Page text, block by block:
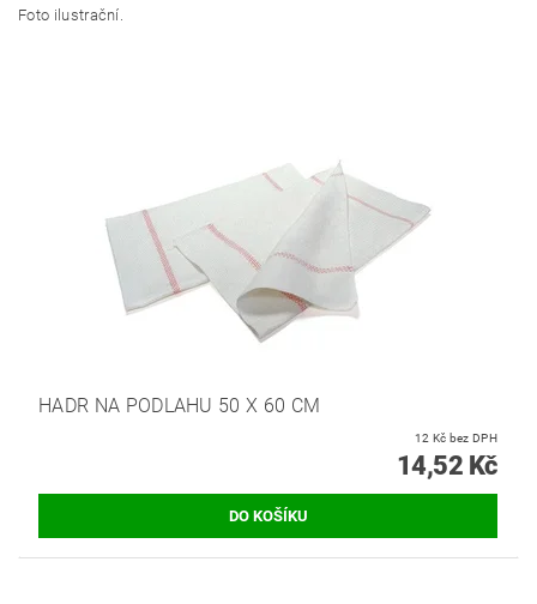
Foto ilustrační.
HADR NA PODLAHU 50 X 60 CM
12 Kč bez DPH
14,52 Kč